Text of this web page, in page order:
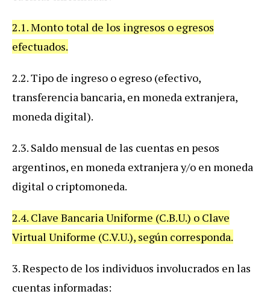
2.1. Monto total de los ingresos o egresos
efectuados.
2.2. Tipo de ingreso o egreso (efectivo,
transferencia bancaria, en moneda extranjera,
moneda digital).
2.3. Saldo mensual de las cuentas en pesos
argentinos, en moneda extranjera y/o en moneda
digital o criptomoneda.
2.4. Clave Bancaria Uniforme (C.B.U.) o Clave
Virtual Uniforme (C.V.U.), según corresponda.
3. Respecto de los individuos involucrados en las
cuentas informadas: